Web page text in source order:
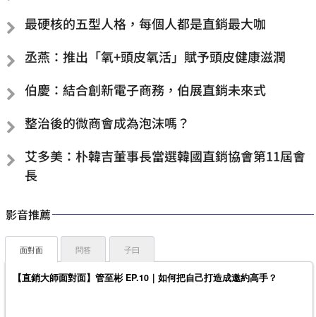
最硬核的五型人格，每個人都是直銷最大咖
丞燕：推出「氧+頭皮氧活」賦予頭皮健康滋潤
伯慶：結合創新電子商務，伯展直銷未來式
整治後的微商會成為泡沫嗎？
艾多美：朴韓吉董事長當選韓國直銷協會第11屆會
長
影音推薦
面對面
【直銷大師面對面】管至彬 EP.10｜如何把自己打造成邀約高手？
問答 子曰